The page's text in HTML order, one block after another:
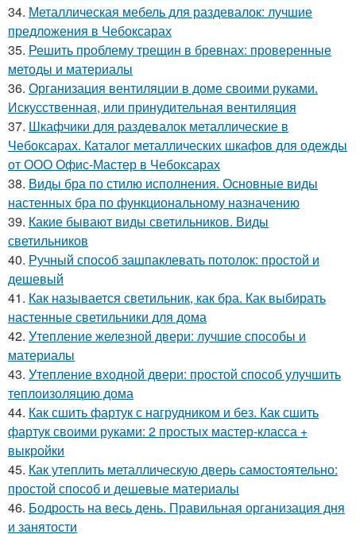
34. Металлическая мебель для раздевалок: лучшие
предложения в Чебоксарах
35. Решить проблему трещин в бревнах: проверенные
методы и материалы
36. Организация вентиляции в доме своими руками.
Искусственная, или принудительная вентиляция
37. Шкафчики для раздевалок металлические в
Чебоксарах. Каталог металлических шкафов для одежды
от ООО Офис-Мастер в Чебоксарах
38. Виды бра по стилю исполнения. Основные виды
настенных бра по функциональному назначению
39. Какие бывают виды светильников. Виды
светильников
40. Ручный способ зашпаклевать потолок: простой и
дешевый
41. Как называется светильник, как бра. Как выбирать
настенные светильники для дома
42. Утепление железной двери: лучшие способы и
материалы
43. Утепление входной двери: простой способ улучшить
теплоизоляцию дома
44. Как сшить фартук с нагрудником и без. Как сшить
фартук своими руками: 2 простых мастер-класса +
выкройки
45. Как утеплить металлическую дверь самостоятельно:
простой способ и дешевые материалы
46. Бодрость на весь день. Правильная организация дня
и занятости